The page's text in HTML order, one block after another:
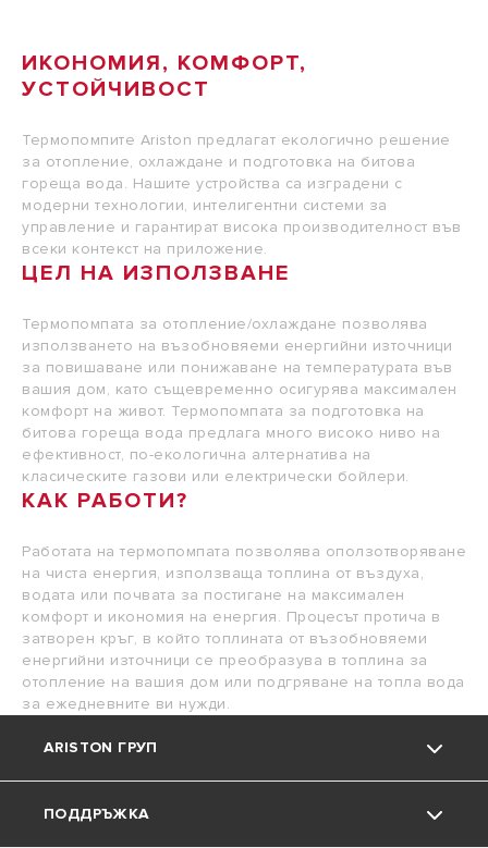
ИКОНОМИЯ, КОМФОРТ,
УСТОЙЧИВОСТ
Термопомпите Ariston предлагат екологично решение
за отопление, охлаждане и подготовка на битова
гореща вода. Нашите устройства са изградени с
модерни технологии, интелигентни системи за
управление и гарантират висока производителност във
всеки контекст на приложение.
ЦЕЛ НА ИЗПОЛЗВАНЕ
Термопомпата за отопление/охлаждане позволява
използването на възобновяеми енергийни източници
за повишаване или понижаване на температурата във
вашия дом, като същевременно осигурява максимален
комфорт на живот. Термопомпата за подготовка на
битова гореща вода предлага много високо ниво на
ефективност, по-екологична алтернатива на
класическите газови или електрически бойлери.
КАК РАБОТИ?
Работата на термопомпата позволява оползотворяване
на чиста енергия, използваща топлина от въздуха,
водата или почвата за постигане на максимален
комфорт и икономия на енергия. Процесът протича в
затворен кръг, в който топлината от възобновяеми
енергийни източници се преобразува в топлина за
отопление на вашия дом или подгряване на топла вода
за ежедневните ви нужди.
ARISTON ГРУП
Марката Ariston
ПОДДРЪЖКА